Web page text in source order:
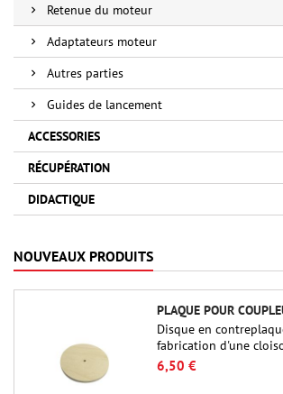
Retenue du moteur
Adaptateurs moteur
Autres parties
Guides de lancement
ACCESSORIES
RÉCUPÉRATION
DIDACTIQUE
NOUVEAUX PRODUITS
Disque en
fabrication d'une
raccords tubulaires de
Missiles Ltd. (PT-3.0/
6,50 €